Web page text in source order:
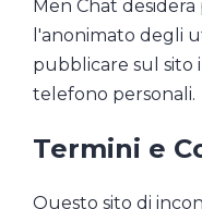
Men Chat
l'anonimato degli
pubblicare sul sito
telefono personali.
Termini e
Questo sito di